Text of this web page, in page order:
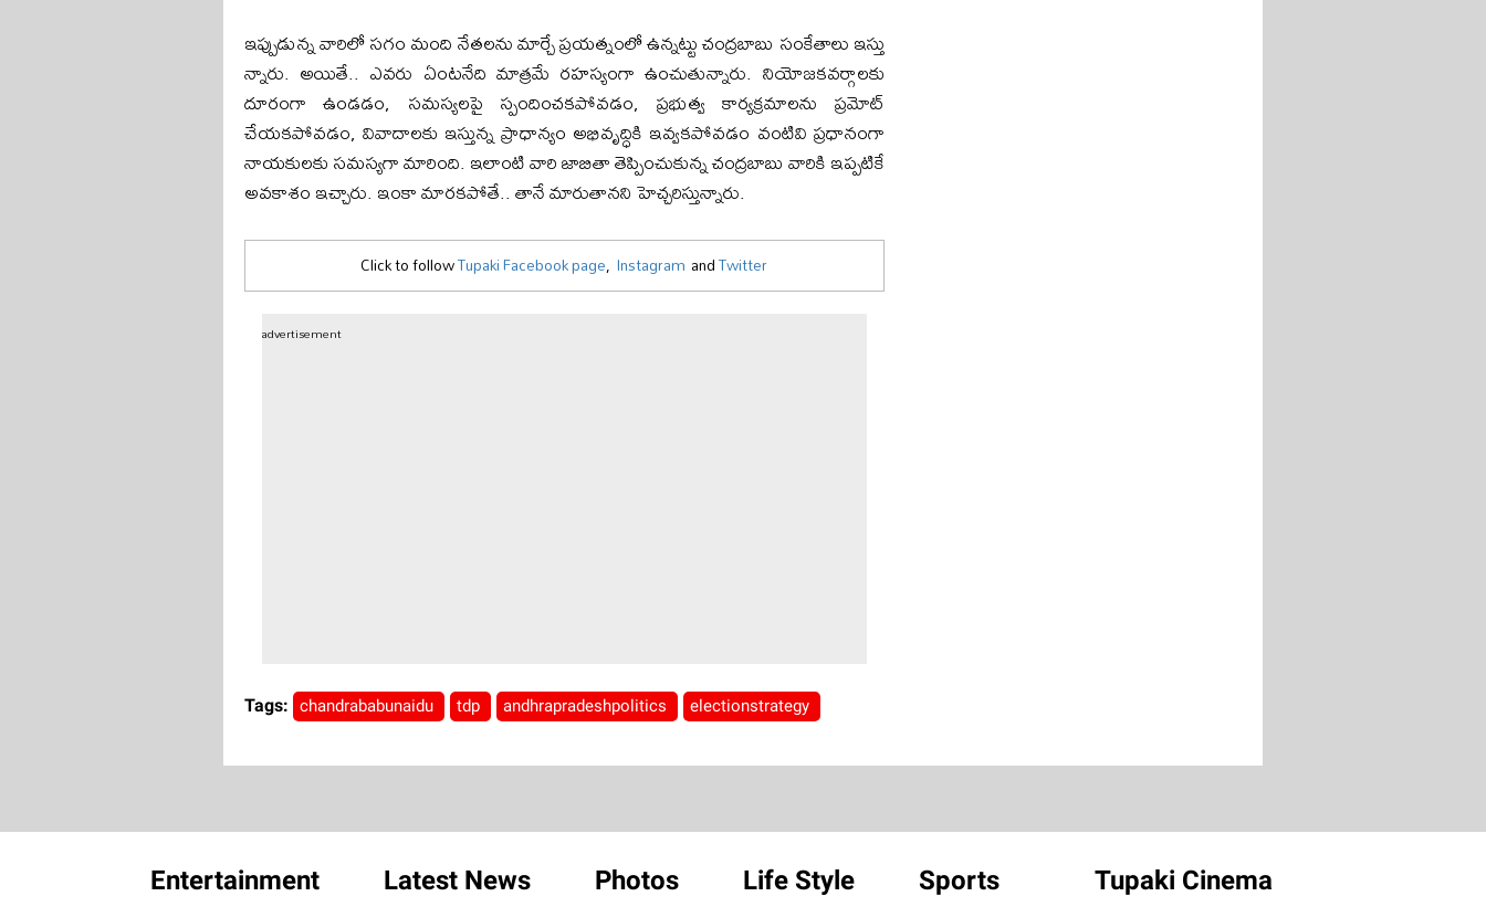
ఇప్పుడున్న వారిలో స‌గం మంది నేత‌ల‌ను మార్చే ప్ర‌య‌త్నంలో ఉన్న‌ట్టు చంద్ర‌బాబు సంకేతాలు ఇస్తు
న్నారు. అయితే.. ఎవ‌రు ఏంట‌నేది మాత్ర‌మే ర‌హ‌స్యంగా ఉంచుతున్నారు. నియోజ‌క‌వ‌ర్గాల‌కు
దూరంగా ఉండ‌డం, స‌మ‌స్య‌ల‌పై స్పందించ‌క‌పోవ‌డం, ప్ర‌భుత్వ కార్య‌క్ర‌మాల‌ను ప్ర‌మోట్
చేయ‌క‌పోవ‌డం, వివాదాల‌కు ఇస్తున్న ప్రాధాన్యం అభివృద్ధికి ఇవ్వ‌క‌పోవ‌డం వంటివి ప్ర‌ధానంగా
నాయ‌కుల‌కు స‌మ‌స్య‌గా మారింది. ఇలాంటి వారి జాబితా తెప్పించుకున్న చంద్ర‌బాబు వారికి ఇప్ప‌టికే
అవ‌కాశం ఇచ్చారు. ఇంకా మార‌క‌పోతే.. తానే మారుతాన‌ని హెచ్చ‌రిస్తున్నారు.
Click to followTupaki Facebook page, Instagram andTwitter
advertisement
Tags: chandrababunaidu tdp andhrapradeshpolitics electionstrategy
Entertainment Latest News Photos Life Style Sports Tupaki Cinema